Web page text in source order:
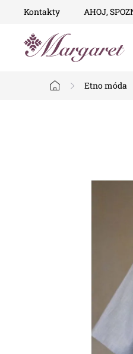
PrejsťKontakty AHOJ,
Domov
Etno móda